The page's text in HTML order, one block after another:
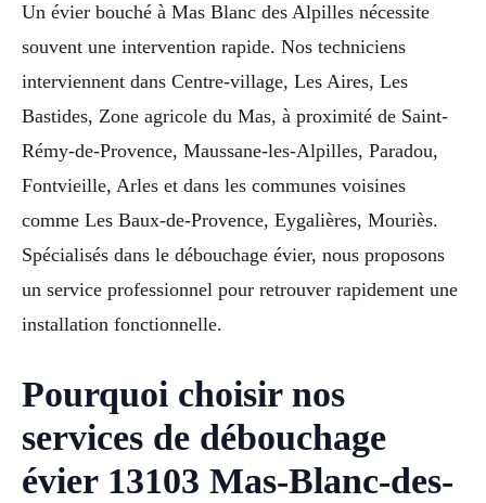
Un évier bouché à Mas Blanc des Alpilles nécessite
souvent une intervention rapide. Nos techniciens
interviennent dans Centre-village, Les Aires, Les
Bastides, Zone agricole du Mas, à proximité de Saint-
Rémy-de-Provence, Maussane-les-Alpilles, Paradou,
Fontvieille, Arles et dans les communes voisines
comme Les Baux-de-Provence, Eygalières, Mouriès.
Spécialisés dans le débouchage évier, nous proposons
un service professionnel pour retrouver rapidement une
installation fonctionnelle.
Pourquoi choisir nos
services de débouchage
évier 13103 Mas-Blanc-des-